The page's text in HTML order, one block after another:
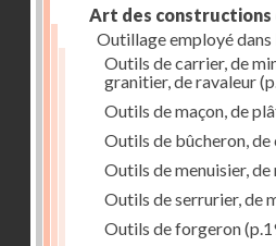
Art des constructions
Outillage employé
Outils de carrier, de
granitier, de ravaleur
Outils de maçon, de
Outils de bûcheron,
Outils de menuisier,
Outils de serrurier, de
Outils de forgeron